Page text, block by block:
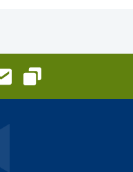
Email
Copy link